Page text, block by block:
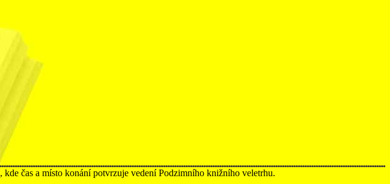
, kde čas a místo konání potvrzuje vedení Podzimního knižního veletrhu.